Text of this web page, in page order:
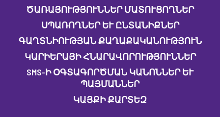
ԾԱՌԱՅՈՒԹՅՈՒՆՆԵՐ ՄԱՏՈՒՑՈՂՆԵՐ
ՍՊԱՌՈՂՆԵՐ ԵՒ ԸՆՏԱՆԻՔՆԵՐ
ԳԱՂՏՆԻՈՒԹՅԱՆ ՔԱՂԱՔԱԿԱՆՈՒԹՅՈՒՆ
ԿԱՐԻԵՐԱՅԻ ՀՆԱՐԱՎՈՐՈՒԹՅՈՒՆՆԵՐ
SMS-Ի ՕԳՏԱԳՈՐԾՄԱՆ ԿԱՆՈՆՆԵՐ ԵՒ Պ
ԱՅՄԱՆՆԵՐ
ԿԱՅՔԻ ՔԱՐՏԵԶ